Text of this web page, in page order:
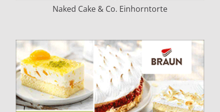
Naked Cake & Co. Einhorntorte